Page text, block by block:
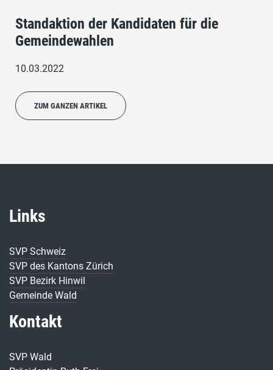
Standaktion der Kandidaten für die
Gemeindewahlen
10.03.2022
ZUM GANZEN ARTIKEL
Links
SVP Schweiz
SVP des Kantons Zürich
SVP Bezirk Hinwil
Gemeinde Wald
Kontakt
SVP Wald